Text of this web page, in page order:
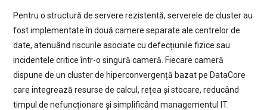
Pentru o structură de servere rezistentă, serverele de cluster au
fost implementate în două camere separate ale centrelor de
date, atenuând riscurile asociate cu defecțiunile fizice sau
incidentele critice într-o singură cameră. Fiecare cameră
dispune de un cluster de hiperconvergență bazat pe DataCore
care integrează resurse de calcul, rețea și stocare, reducând
timpul de nefuncționare și simplificând managementul IT.